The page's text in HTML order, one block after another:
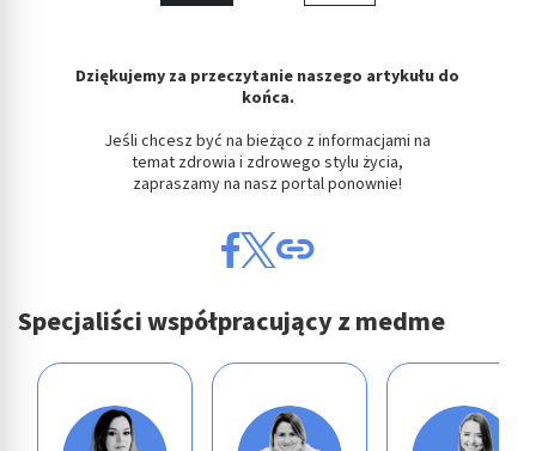
Dziękujemy za przeczytanie naszego artykułu do
końca.
Jeśli chcesz być na bieżąco z informacjami na
temat zdrowia i zdrowego stylu życia,
zapraszamy na nasz portal ponownie!
Specjaliści współpracujący z medme